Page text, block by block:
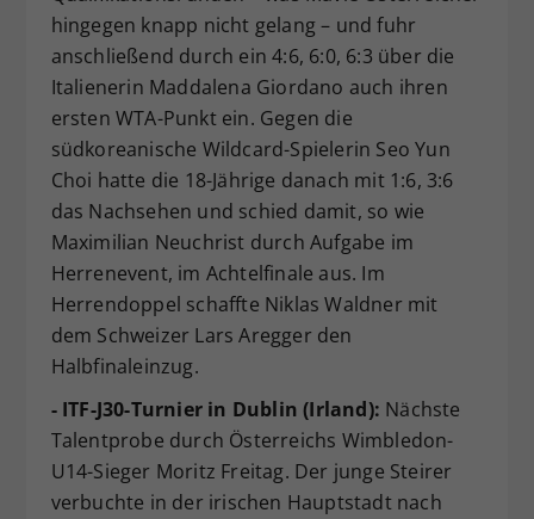
hingegen knapp nicht gelang – und fuhr
anschließend durch ein 4:6, 6:0, 6:3 über die
Italienerin Maddalena Giordano auch ihren
ersten WTA-Punkt ein. Gegen die
südkoreanische Wildcard-Spielerin Seo Yun
Choi hatte die 18-Jährige danach mit 1:6, 3:6
das Nachsehen und schied damit, so wie
Maximilian Neuchrist durch Aufgabe im
Herrenevent, im Achtelfinale aus. Im
Herrendoppel schaffte Niklas Waldner mit
dem Schweizer Lars Aregger den
Halbfinaleinzug.
- ITF-J30-Turnier in Dublin (Irland): Nächste
Talentprobe durch Österreichs Wimbledon-
U14-Sieger Moritz Freitag. Der junge Steirer
verbuchte in der irischen Hauptstadt nach